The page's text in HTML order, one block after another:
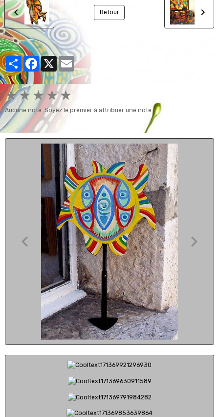
Retour
PartagerFacebook
X Email
★★ ★★★
Aucune note. Soyez le premier à attribuer une note !